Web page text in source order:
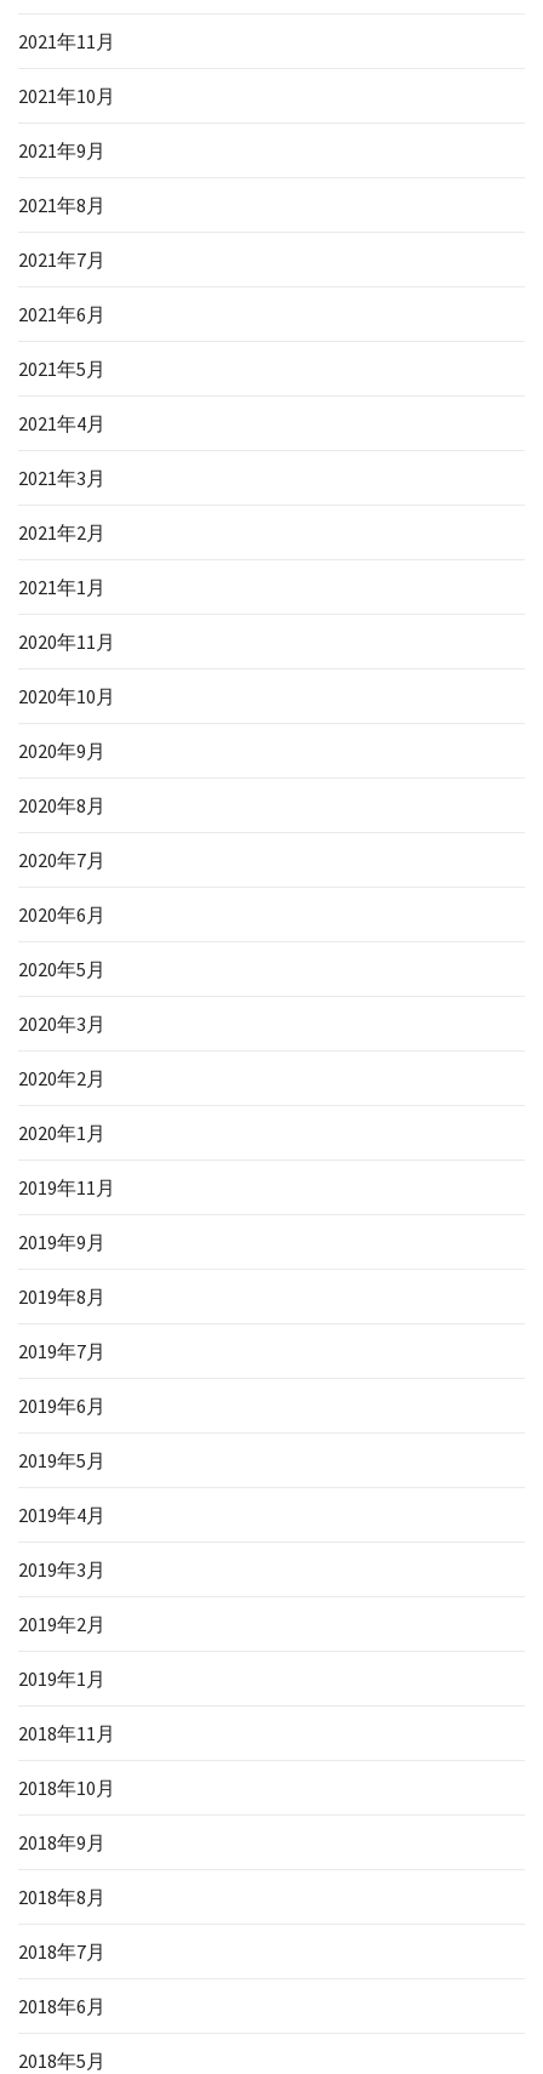
2021年11月
2021年10月
2021年9月
2021年8月
2021年7月
2021年6月
2021年5月
2021年4月
2021年3月
2021年2月
2021年1月
2020年11月
2020年10月
2020年9月
2020年8月
2020年7月
2020年6月
2020年5月
2020年3月
2020年2月
2020年1月
2019年11月
2019年9月
2019年8月
2019年7月
2019年6月
2019年5月
2019年4月
2019年3月
2019年2月
2019年1月
2018年11月
2018年10月
2018年9月
2018年8月
2018年7月
2018年6月
2018年5月